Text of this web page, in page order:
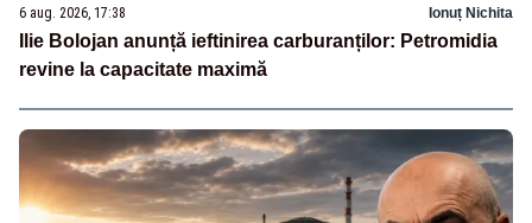
6 aug. 2026, 17:38 Ionuț Nichita
Ilie Bolojan anunță ieftinirea carburanților: Petromidia
revine la capacitate maximă